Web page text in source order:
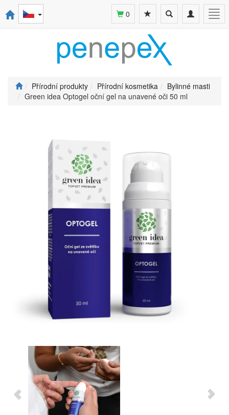
Toggle
navigation
Toggle
search
0
Přírodní produkty Přírodní kosmetika
Bylinné masti
Green idea Optogel oční gel na unavené oči 50 ml